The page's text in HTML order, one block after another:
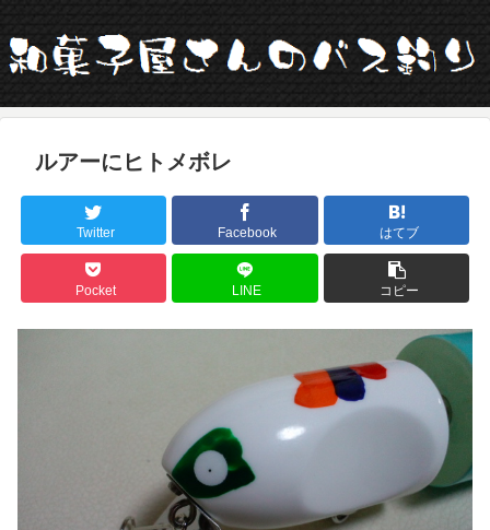
ルアーにヒトメボレ
Twitter Facebook はてブ
Pocket LINE コピー